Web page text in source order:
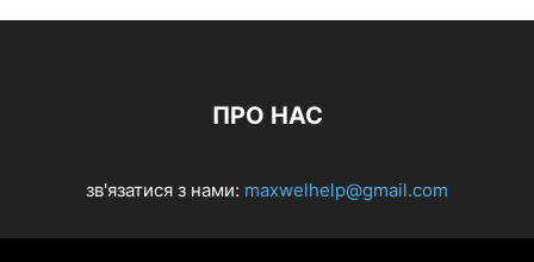
ПРО НАС
зв'язатися з нами: maxwelhelp@gmail.com